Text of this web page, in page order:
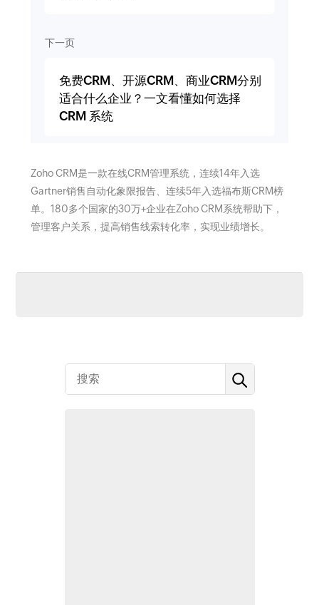
下一页
免费CRM、开源CRM、商业CRM分别
适合什么企业？一文看懂如何选择
CRM 系统
Zoho CRM是一款在线CRM管理系统，连续14年入选
Gartner销售自动化象限报告、连续5年入选福布斯CRM榜
单。180多个国家的30万+企业在Zoho CRM系统帮助下，
管理客户关系，提高销售线索转化率，实现业绩增长。